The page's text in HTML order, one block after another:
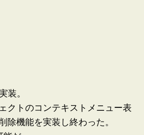
装。
クトのコンテキストメニュー表
除機能を実装し終わった。